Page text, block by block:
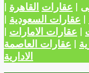
| عقارات القاهرة |
| عقارات السعودية |
| عقارات الامارات |
| عقارات العاصمة
الادارية